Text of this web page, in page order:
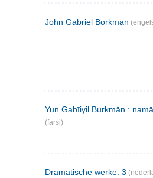
John Gabriel Borkman
Yun Gabīiyil Burkmān :
(farsi)
Dramatische werke. 3